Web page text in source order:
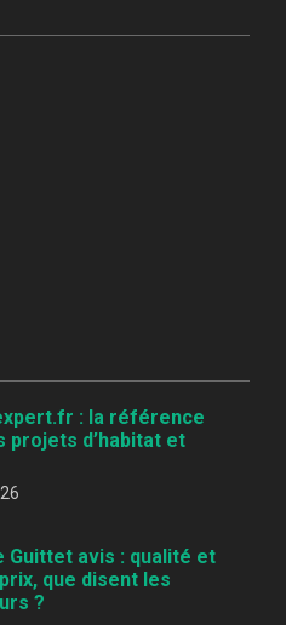
: la référence
projets d’habitat et
Guittet avis : qualité et
que disent les
?